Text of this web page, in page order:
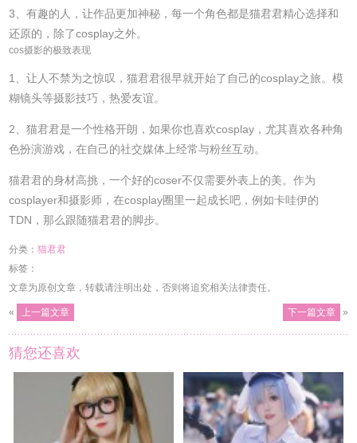
3、有趣的人，让作品更加神秘，每一个角色都是猫君君精心选择和
还原的，除了cosplay之外。
cos摄影的极致表现
1、让人不禁为之惊叹，猫君君很早就开始了自己的cosplay之旅。模
糊镜头等摄影技巧，热爱友谊。
2、猫君君是一个性格开朗，如果你也喜欢cosplay，尤其喜欢各种角
色扮演游戏，在自己的社交媒体上经常与粉丝互动。
猫君君的身材高挑，一个好的coser不仅需要外表上的美。作为
cosplayer和摄影师，在cosplay圈里一起成长吧，例如卡哇伊的
TDN，那么跟随猫君君的脚步。
分类：猫君君
标签：
文章为原创文章，转载请注明出处，否则将追究相关法律责任。
« 上一篇文章 下一篇文章 »
猜您还喜欢